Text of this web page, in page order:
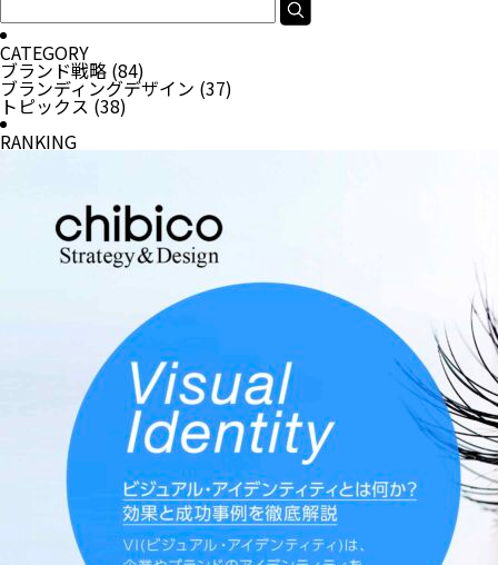
CATEGORY
ブランド戦略 (84)
ブランディングデザイン (37)
トピックス(38)
RANKING